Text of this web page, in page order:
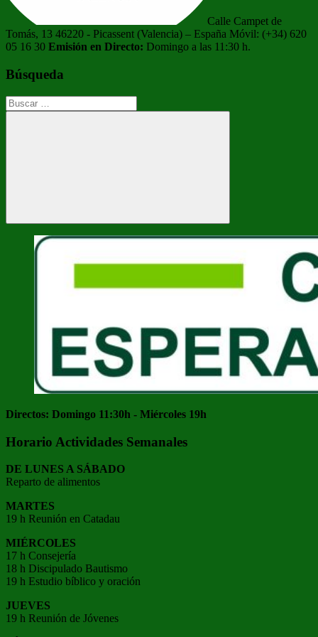
Calle Campet de
Tomás, 13 46220 - Picassent (Valencia) – España Móvil: (+34) 620
05 16 30 Emisión en Directo: Domingo a las 11:30 h.
Búsqueda
Buscar:
Buscar
Directos: Domingo 11:30h - Miércoles 19h
Horario Actividades Semanales
DE LUNES A SÁBADO
Reparto de alimentos
MARTES
19 h Reunión en Catadau
MIÉRCOLES
17 h Consejería
18 h Discipulado Bautismo
19 h Estudio bíblico y oración
JUEVES
19 h Reunión de Jóvenes